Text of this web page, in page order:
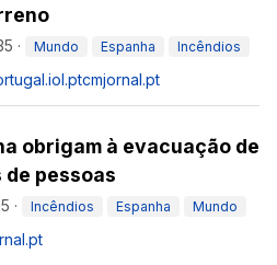
· Mundo Espanha Incêndios
cmjornal.pt
obrigam à evacuação de
de pessoas
· Incêndios Espanha Mundo